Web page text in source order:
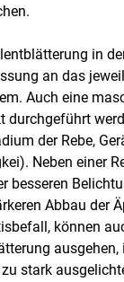
in
an das
Auch eine
durchgeführt
der Rebe,
Neben einer
besseren
Abbau der
können
ausgehen,
stark